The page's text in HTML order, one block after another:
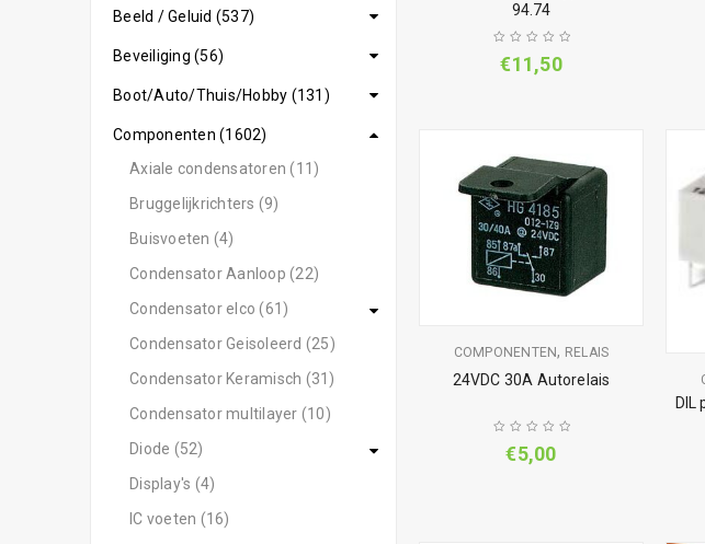
Beeld / Geluid (537)
Beveiliging (56)
Boot/Auto/Thuis/Hobby (131)
Componenten (1602)
Axiale condensatoren (11)
Bruggelijkrichters (9)
Buisvoeten (4)
Condensator Aanloop (22)
Condensator elco (61)
Condensator Geisoleerd (25)
Condensator Keramisch (31)
Condensator multilayer (10)
Diode (52)
Display's (4)
IC voeten (16)
94.74
€11,50
COMPONENTEN, RELAIS
24VDC 30A Autorelais
€5,00
DIL